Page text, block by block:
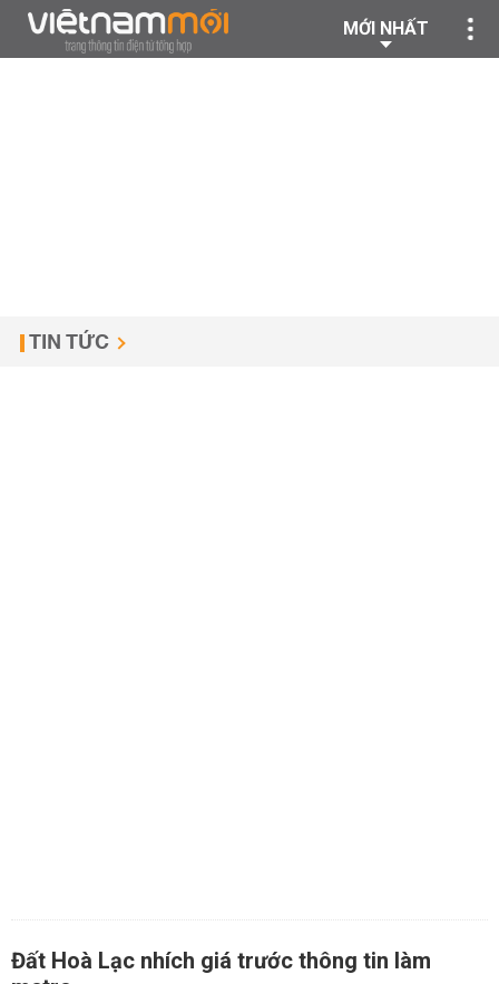
MỚI NHẤT
TIN TỨC
Đất Hoà Lạc nhích giá trước thông tin làm